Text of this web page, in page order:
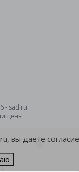
- sad.ru
вы даете